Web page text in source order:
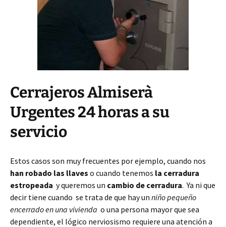
Cerrajeros Almiserà
Urgentes 24 horas a su
servicio
Estos casos son muy frecuentes por ejemplo, cuando nos
han robado las llaves o cuando tenemos la cerradura
estropeada y queremos un cambio de cerradura. Ya ni que
decir tiene cuando se trata de que hay un niño pequeño
encerrado en una vivienda o una persona mayor que sea
dependiente, el lógico nerviosismo requiere una atención a